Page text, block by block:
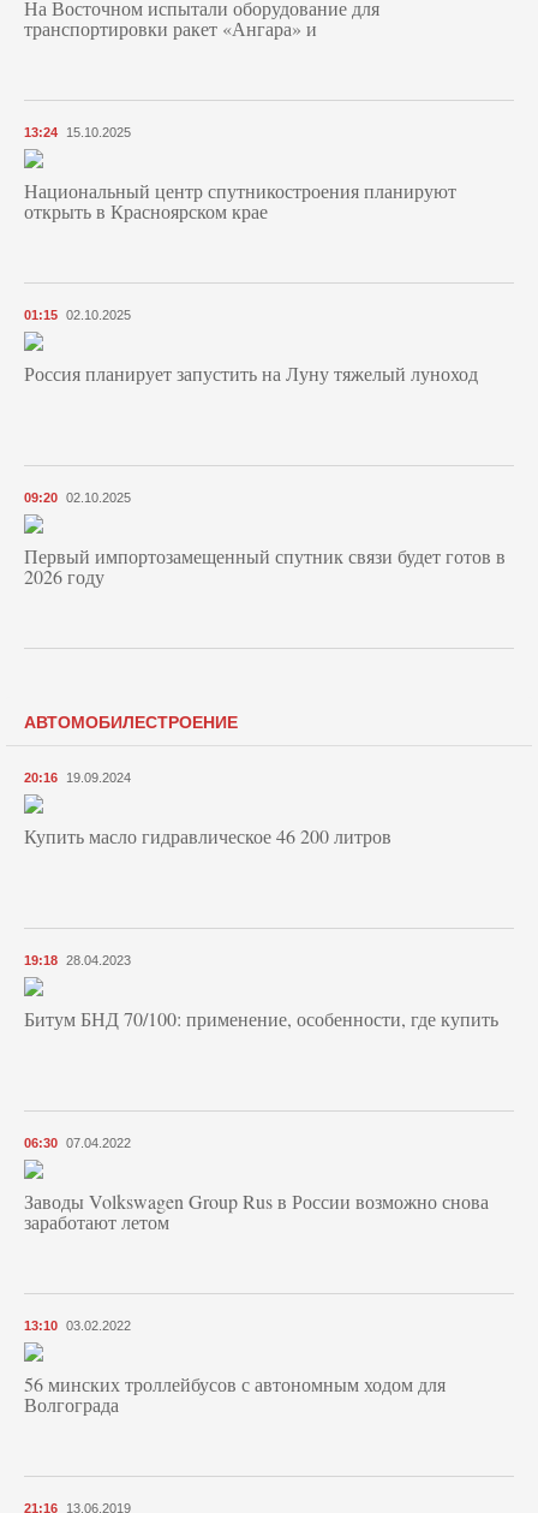
На Восточном испытали оборудование для
транспортировки ракет «Ангара» и
13:24 15.10.2025
Национальный центр спутникостроения планируют
открыть в Красноярском крае
01:15 02.10.2025
Россия планирует запустить на Луну тяжелый луноход
09:20 02.10.2025
Первый импортозамещенный спутник связи будет готов в
2026 году
АВТОМОБИЛЕСТРОЕНИЕ
20:16 19.09.2024
Купить масло гидравлическое 46 200 литров
19:18 28.04.2023
Битум БНД 70/100: применение, особенности, где купить
06:30 07.04.2022
Заводы Volkswagen Group Rus в России возможно снова
заработают летом
13:10 03.02.2022
56 минских троллейбусов с автономным ходом для
Волгограда
21:16 13.06.2019